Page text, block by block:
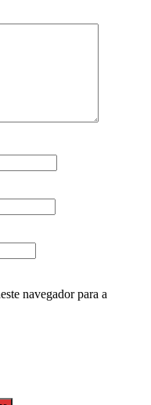
navegador para a